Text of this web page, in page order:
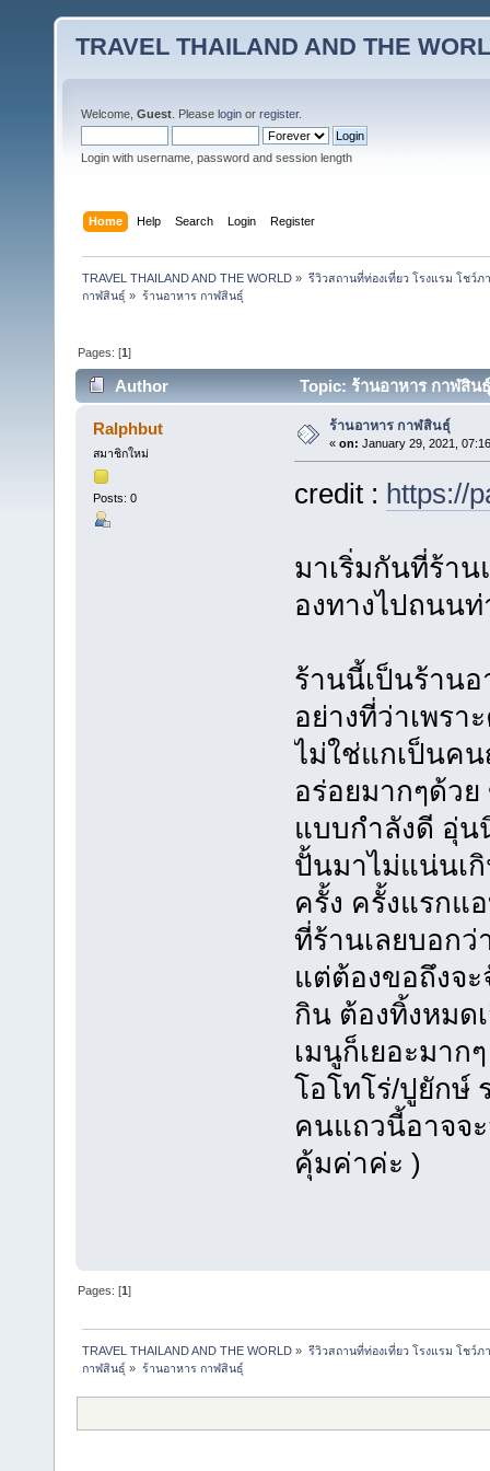
TRAVEL THAILAND AND THE
Welcome, Guest . Please login or register.
Login with username, password and session length
Home Help Search Login Register
TRAVEL THAILAND AND THE WORLD » รีวิวสถานที่ท่องเที่ยว โรงแรม โชว์ภ
กาฬสินธุ์ » ร้านอาหาร กาฬสินธุ์
Pages: [1]
Author Topic: ร้านอาหาร กาฬสิน
Ralphbut
สมาชิกใหม่
Posts: 0
ร้านอาหาร กาฬสินธุ์
« on: January 29, 2021,
credit : https://
มาเริ่มกันที่ร้า
องทางไปถนน
ร้านนี้เป็นร้าน
อย่างที่ว่าเพร
ไม่ใช่แกเป็นค
อร่อยมากๆด้ว
แบบกำลังดี อุ่น
ปั้นมาไม่แน่นเ
ครั้ง ครั้งแรกแ
ที่ร้านเลยบอก
แต่ต้องขอถึงจ
กิน ต้องทิ้งหมด
เมนูก็เยอะมา
โอโทโร่/ปูยักษ์
คนแถวนี้อาจจ
คุ้มค่าค่ะ )
Pages: [1]
TRAVEL THAILAND AND THE WORLD » รีวิวสถานที่ท่องเที่ยว โรงแรม โชว์ภ
กาฬสินธุ์ » ร้านอาหาร กาฬสินธุ์